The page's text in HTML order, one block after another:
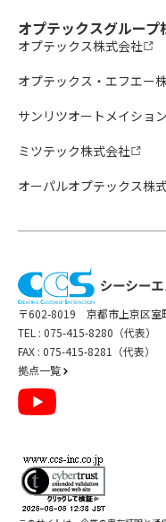
オプテックスグループ
オプテックス株式会社
オプテックス・エフエー
サンリツオートメイショ
ミツテック株式会社
オーパルオプテックス株
〒602-8019 京都市上京区室
TEL : 075-415-8280（代表）
FAX : 075-415-8281（代表）
拠点一覧